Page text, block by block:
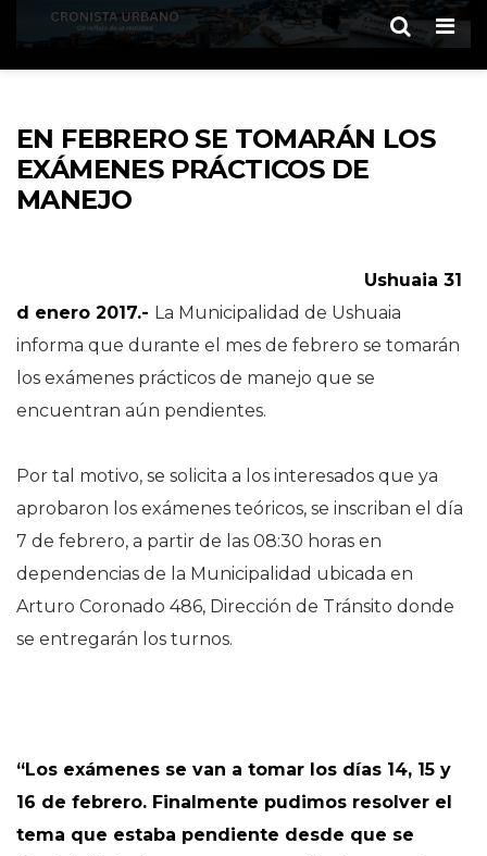
EN FEBRERO SE TOMARÁN LOS
EXÁMENES PRÁCTICOS DE
MANEJO
Ushuaia 31
d enero 2017.- La Municipalidad de Ushuaia
informa que durante el mes de febrero se tomarán
los exámenes prácticos de manejo que se
encuentran aún pendientes.
Por tal motivo, se solicita a los interesados que ya
aprobaron los exámenes teóricos, se inscriban el día
7 de febrero, a partir de las 08:30 horas en
dependencias de la Municipalidad ubicada en
Arturo Coronado 486, Dirección de Tránsito donde
se entregarán los turnos.
“Los exámenes se van a tomar los días 14, 15 y
16 de febrero. Finalmente pudimos resolver el
tema que estaba pendiente desde que se